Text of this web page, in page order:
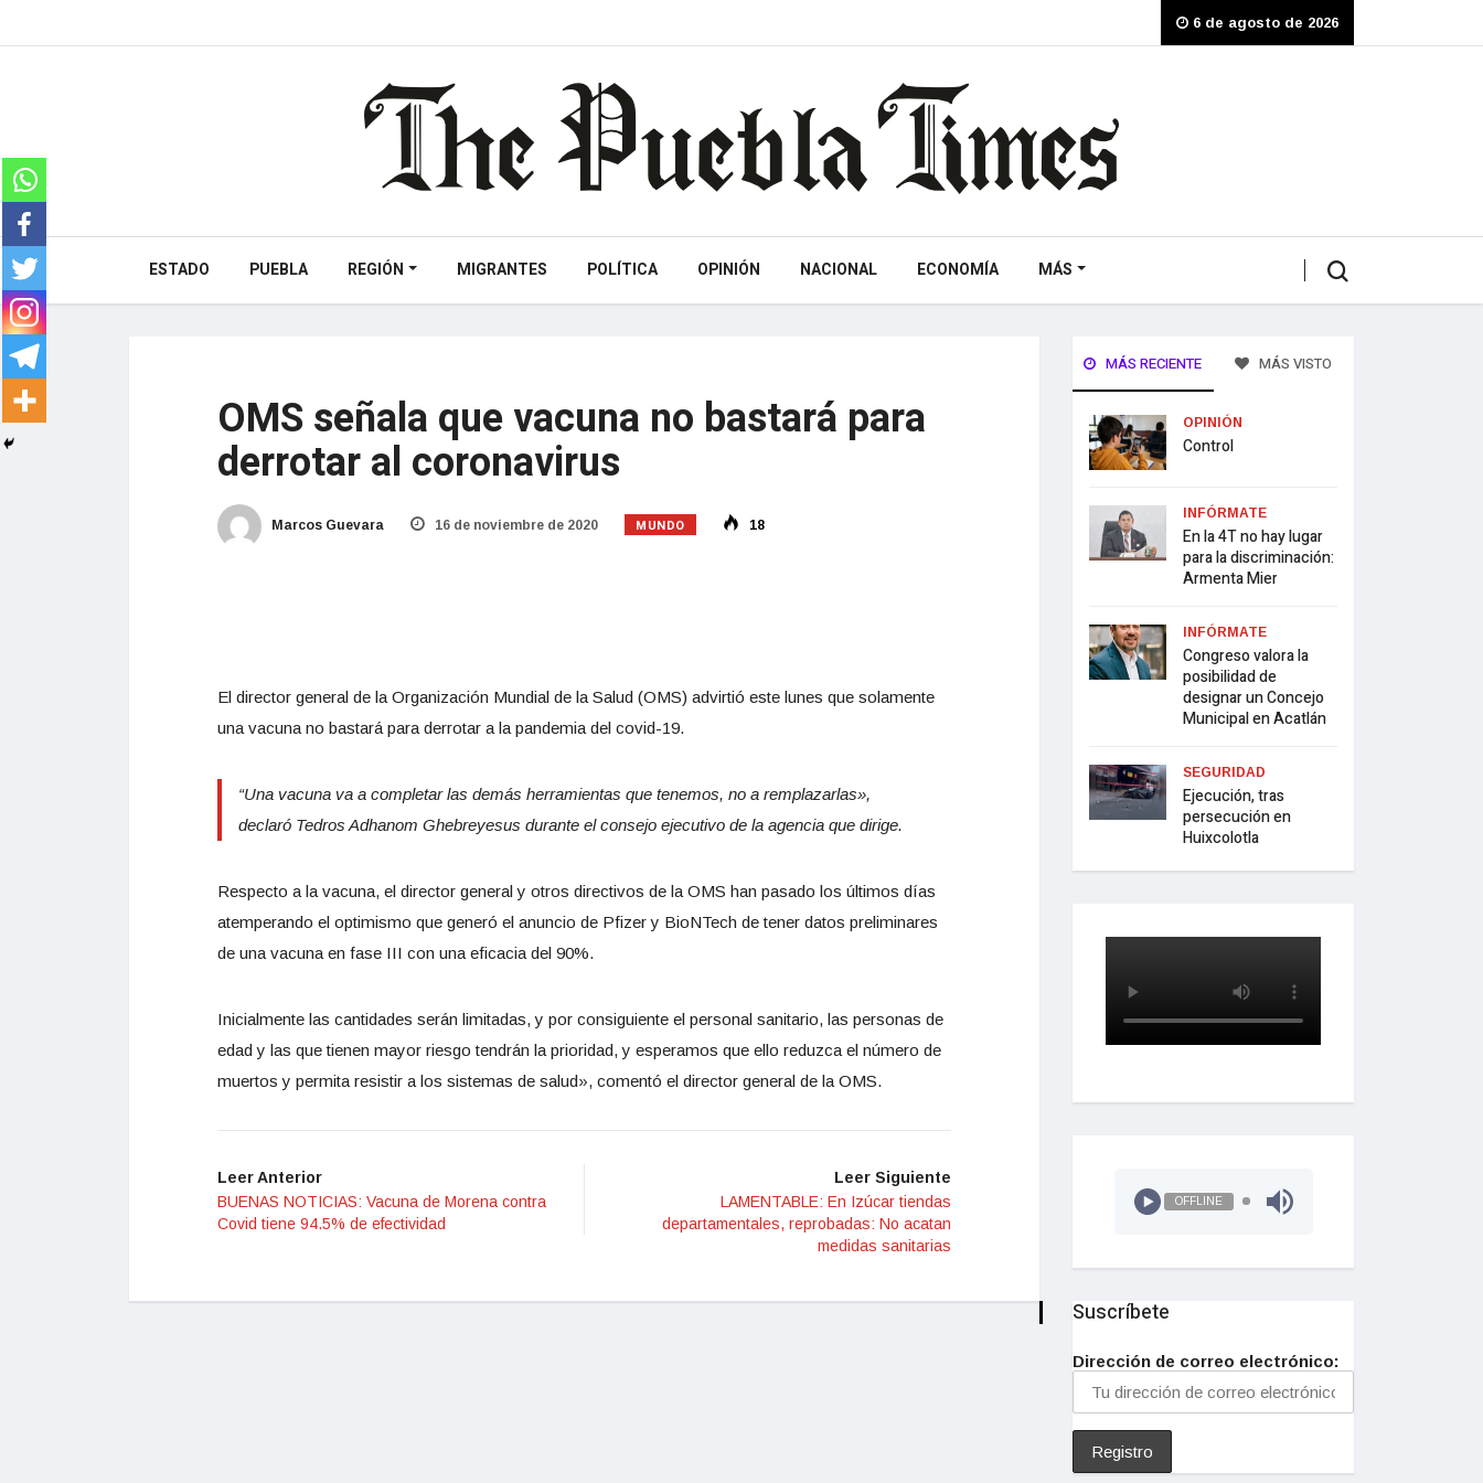
6 de agosto de 2026
ESTADO PUEBLA REGIÓN MIGRANTES POLÍTICA OPINIÓN NACIONAL ECONOMÍA MÁS
OMS señala que vacuna no bastará para
derrotar al coronavirus
Marcos Guevara 16 de noviembre de 2020 MUNDO 18
El director general de la Organización Mundial de la Salud (OMS) advirtió este lunes que solamente
una vacuna no bastará para derrotar a la pandemia del covid-19.
“Una vacuna va a completar las demás herramientas que tenemos, no a remplazarlas»,
declaró Tedros Adhanom Ghebreyesus durante el consejo ejecutivo de la agencia que dirige.
Respecto a la vacuna, el director general y otros directivos de la OMS han pasado los últimos días
atemperando el optimismo que generó el anuncio de Pfizer y BioNTech de tener datos preliminares
de una vacuna en fase III con una eficacia del 90%.
Inicialmente las cantidades serán limitadas, y por consiguiente el personal sanitario, las personas de
edad y las que tienen mayor riesgo tendrán la prioridad, y esperamos que ello reduzca el número de
muertos y permita resistir a los sistemas de salud», comentó el director general de la OMS.
Leer Anterior
BUENAS NOTICIAS: Vacuna de Morena contra
Covid tiene 94.5% de efectividad
Leer Siguiente
LAMENTABLE: En Izúcar tiendas
departamentales, reprobadas: No acatan
medidas sanitarias
MÁS RECIENTE MÁS VISTO
OPINIÓN
Control
INFÓRMATE
En la 4T no hay lugar
para la discriminación:
Armenta Mier
INFÓRMATE
Congreso valora la
posibilidad de
designar un Concejo
Municipal en Acatlán
SEGURIDAD
Ejecución, tras
persecución en
Huixcolotla
OFFLINE
Suscríbete
Dirección de correo electrónico: